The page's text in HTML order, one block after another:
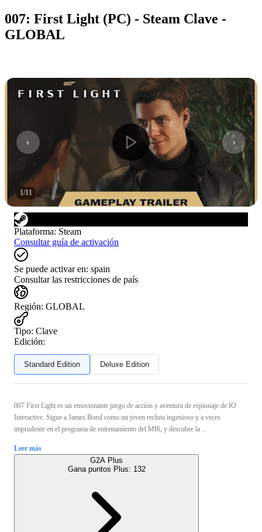
007: First Light (PC) - Steam Clave -
GLOBAL
1/11
Plataforma: Steam
Consultar guía de activación
Se puede activar en: spain
Consultar las restricciones de país
Región: GLOBAL
Tipo: Clave
Edición:
Standard Edition Deluxe Edition
007 First Light es un emocionante juego de acción y aventura de espionaje de IO
Interactive. Sigue a James Bond como un joven recluta ingenioso y a veces
imprudente en el programa de entrenamiento del MI6, y descubre la ...
Leer más
G2A Plus
Gana puntos Plus: 132